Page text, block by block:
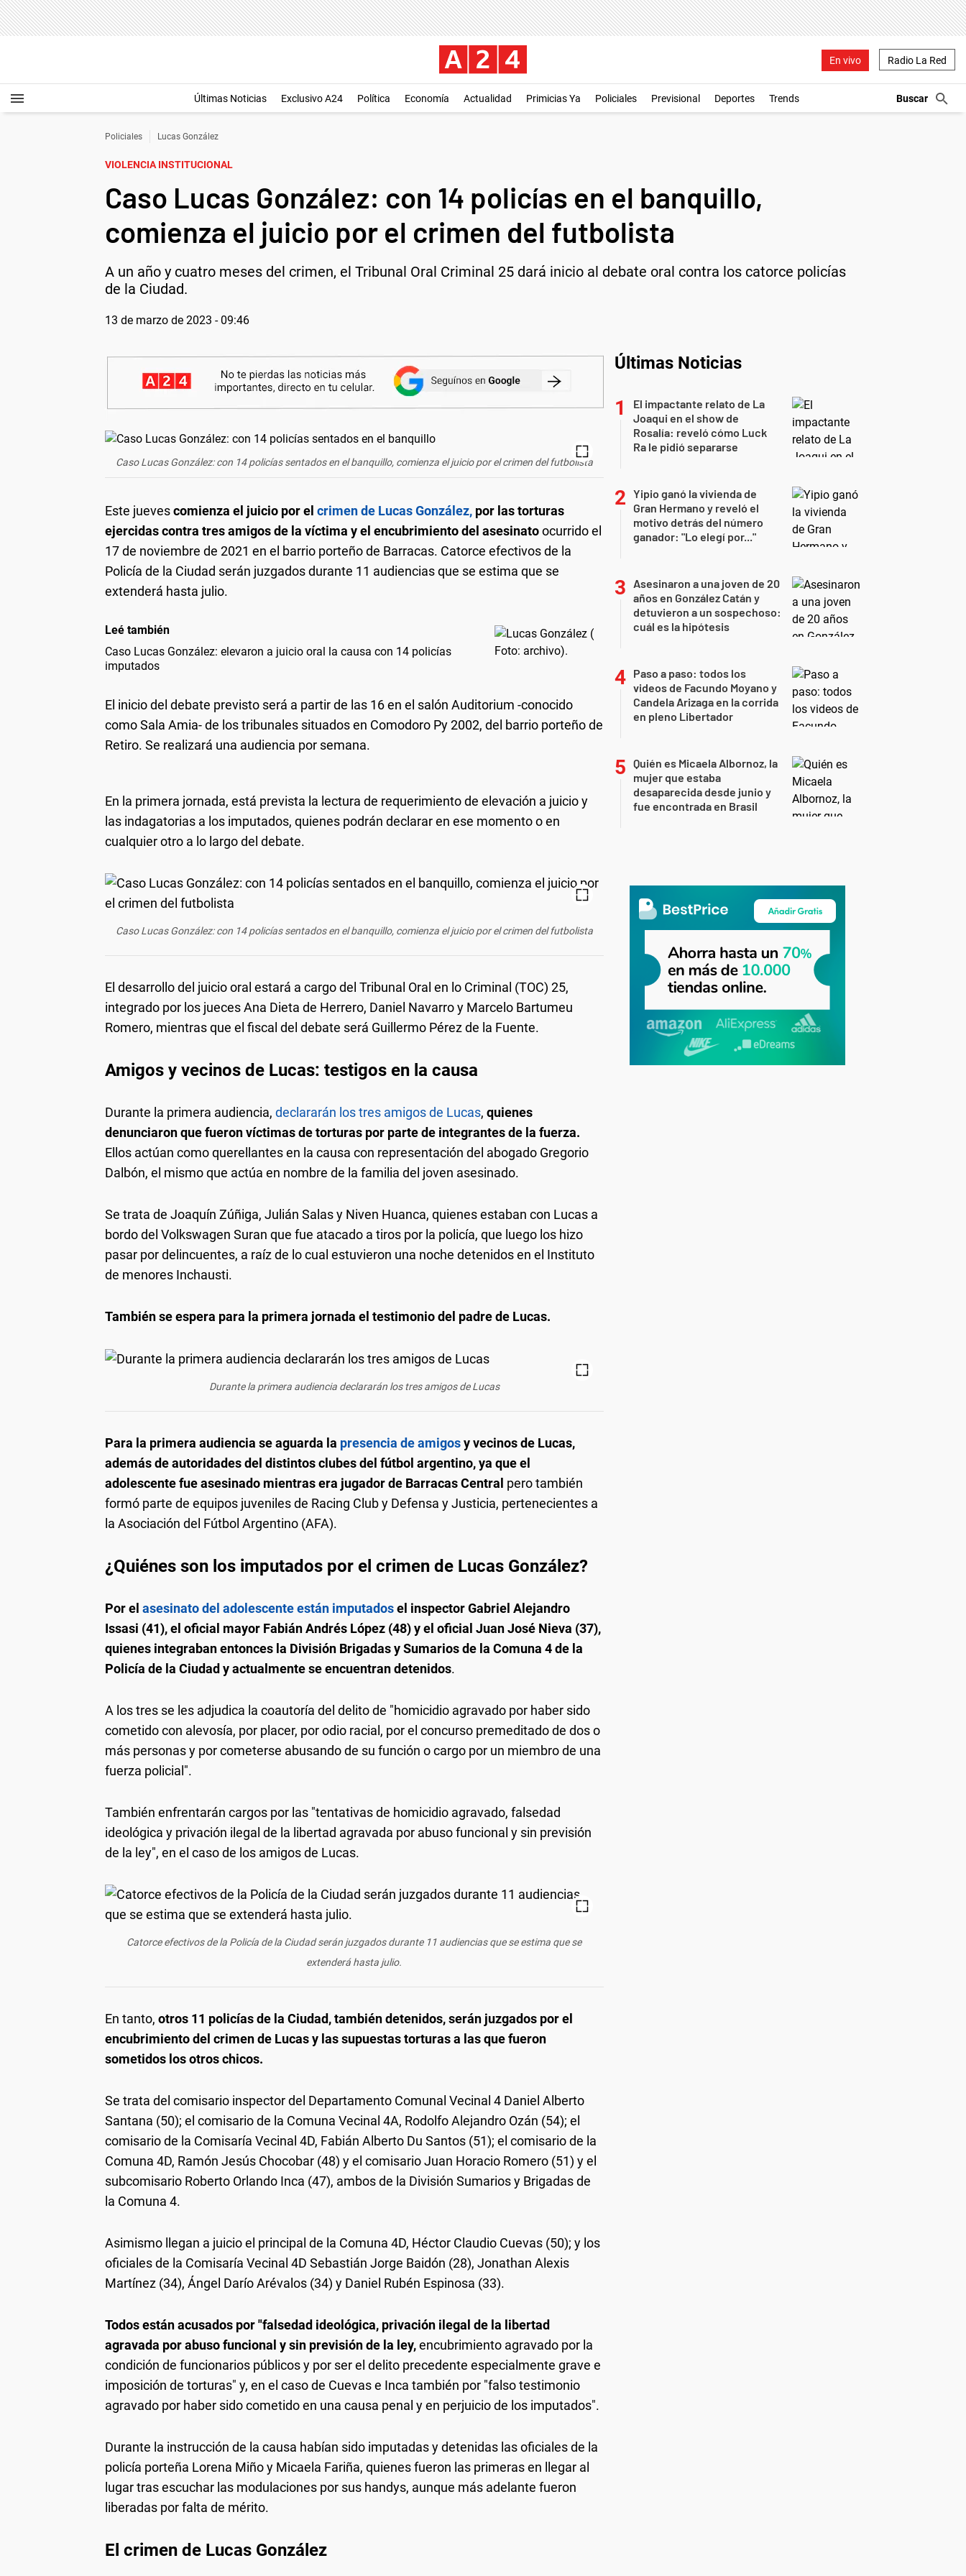
En vivo Radio La Red
Últimas Noticias Exclusivo A24 Política Economía Actualidad Primicias Ya Policiales Previsional Deportes Trends
Policiales Lucas González
VIOLENCIA INSTITUCIONAL
Caso Lucas González: con 14 policías en el banquillo,
comienza el juicio por el crimen del futbolista
A un año y cuatro meses del crimen, el Tribunal Oral Criminal 25 dará inicio al debate oral contra los catorce policías
de la Ciudad.
13 de marzo de 2023 - 09:46
Caso Lucas González: con 14 policías sentados en el banquillo, comienza el juicio por el crimen del futbolista
Este juevescomienza el juicio por el crimen de Lucas González, por las torturas
ejercidas contra tres amigos de la víctima y el encubrimiento del asesinatoocurrido el
17 de noviembre de 2021 en el barrio porteño de Barracas. Catorce efectivos de la
Policía de la Ciudad serán juzgados durante 11 audiencias que se estima que se
extenderá hasta julio.
Leé también
Caso Lucas González: elevaron a juicio oral la causa con 14 policías
imputados
El inicio del debate previsto será a partir de las 16 en el salón Auditorium -conocido
como Sala Amia- de los tribunales situados en Comodoro Py 2002, del barrio porteño de
Retiro. Se realizará una audiencia por semana.
En la primera jornada, está prevista la lectura de requerimiento de elevación a juicio y
las indagatorias a los imputados, quienes podrán declarar en ese momento o en
cualquier otro a lo largo del debate.
Caso Lucas González: con 14 policías sentados en el banquillo, comienza el juicio por el crimen del futbolista
El desarrollo del juicio oral estará a cargo del Tribunal Oral en lo Criminal (TOC) 25,
integrado por los jueces Ana Dieta de Herrero, Daniel Navarro y Marcelo Bartumeu
Romero, mientras que el fiscal del debate será Guillermo Pérez de la Fuente.
Amigos y vecinos de Lucas: testigos en la causa
Durante la primera audiencia, declararán los tres amigos de Lucas, quienes
denunciaron que fueron víctimas de torturas por parte de integrantes de la fuerza.
Ellos actúan como querellantes en la causa con representación del abogado Gregorio
Dalbón, el mismo que actúa en nombre de la familia del joven asesinado.
Se trata de Joaquín Zúñiga, Julián Salas y Niven Huanca, quienes estaban con Lucas a
bordo del Volkswagen Suran que fue atacado a tiros por la policía, que luego los hizo
pasar por delincuentes, a raíz de lo cual estuvieron una noche detenidos en el Instituto
de menores Inchausti.
También se espera para la primera jornada el testimonio del padre de Lucas.
Durante la primera audiencia declararán los tres amigos de Lucas
Para la primera audiencia se aguarda la presencia de amigosy vecinos de Lucas,
además de autoridades del distintos clubes del fútbol argentino, ya que el
adolescente fue asesinado mientras era jugador de Barracas Central pero también
formó parte de equipos juveniles de Racing Club y Defensa y Justicia, pertenecientes a
la Asociación del Fútbol Argentino (AFA).
¿Quiénes son los imputados por el crimen de Lucas González?
Por el asesinato del adolescente están imputadosel inspector Gabriel Alejandro
Issasi (41), el oficial mayor Fabián Andrés López (48) y el oficial Juan José Nieva (37),
quienes integraban entonces la División Brigadas y Sumarios de la Comuna 4 de la
Policía de la Ciudad y actualmente se encuentran detenidos.
A los tres se les adjudica la coautoría del delito de "homicidio agravado por haber sido
cometido con alevosía, por placer, por odio racial, por el concurso premeditado de dos o
más personas y por cometerse abusando de su función o cargo por un miembro de una
fuerza policial".
También enfrentarán cargos por las "tentativas de homicidio agravado, falsedad
ideológica y privación ilegal de la libertad agravada por abuso funcional y sin previsión
de la ley", en el caso de los amigos de Lucas.
Catorce efectivos de la Policía de la Ciudad serán juzgados durante 11 audiencias que se estima que se
extenderá hasta julio.
En tanto, otros 11 policías de la Ciudad, también detenidos, serán juzgados por el
encubrimiento del crimen de Lucas y las supuestas torturas a las que fueron
sometidos los otros chicos.
Se trata del comisario inspector del Departamento Comunal Vecinal 4 Daniel Alberto
Santana (50); el comisario de la Comuna Vecinal 4A, Rodolfo Alejandro Ozán (54); el
comisario de la Comisaría Vecinal 4D, Fabián Alberto Du Santos (51); el comisario de la
Comuna 4D, Ramón Jesús Chocobar (48) y el comisario Juan Horacio Romero (51) y el
subcomisario Roberto Orlando Inca (47), ambos de la División Sumarios y Brigadas de
la Comuna 4.
Asimismo llegan a juicio el principal de la Comuna 4D, Héctor Claudio Cuevas (50); y los
oficiales de la Comisaría Vecinal 4D Sebastián Jorge Baidón (28), Jonathan Alexis
Martínez (34), Ángel Darío Arévalos (34) y Daniel Rubén Espinosa (33).
Todos están acusados por "falsedad ideológica, privación ilegal de la libertad
agravada por abuso funcional y sin previsión de la ley,encubrimiento agravado por la
condición de funcionarios públicos y por ser el delito precedente especialmente grave e
imposición de torturas" y, en el caso de Cuevas e Inca también por "falso testimonio
agravado por haber sido cometido en una causa penal y en perjuicio de los imputados".
Durante la instrucción de la causa habían sido imputadas y detenidas las oficiales de la
policía porteña Lorena Miño y Micaela Fariña, quienes fueron las primeras en llegar al
lugar tras escuchar las modulaciones por sus handys, aunque más adelante fueron
liberadas por falta de mérito.
El crimen de Lucas González
Últimas Noticias
El impactante relato de La
Joaqui en el show de
Rosalía: reveló cómo Luck
Ra le pidió separarse
Yipio ganó la vivienda de
Gran Hermano y reveló el
motivo detrás del número
ganador: "Lo elegí por..."
Asesinaron a una joven de 20
años en González Catán y
detuvieron a un sospechoso:
cuál es la hipótesis
Paso a paso: todos los
videos de Facundo Moyano y
Candela Arizaga en la corrida
en pleno Libertador
Quién es Micaela Albornoz, la
mujer que estaba
desaparecida desde junio y
fue encontrada en Brasil